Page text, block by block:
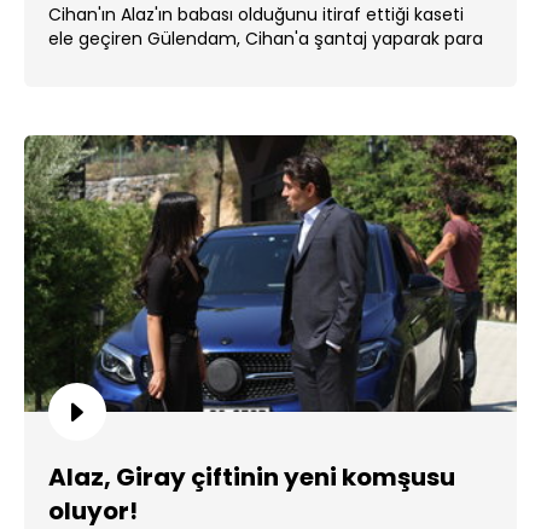
Cihan'ın Alaz'ın babası olduğunu itiraf ettiği kaseti
ele geçiren Gülendam, Cihan'a şantaj yaparak para
Alaz, Giray çiftinin yeni komşusu
oluyor!